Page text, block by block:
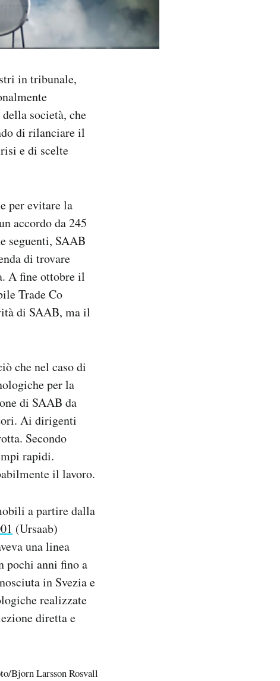
in tribunale,
società, che
di rilanciare il
e di scelte
per evitare la
accordo da 245
seguenti, SAAB
di trovare
A fine ottobre il
Trade Co
di SAAB, ma il
che nel caso di
per la
di SAAB da
Ai dirigenti
Secondo
rapidi.
il lavoro.
a partire dalla
(Ursaab)
una linea
pochi anni fino a
in Svezia e
realizzate
diretta e
Bjorn Larsson Rosvall